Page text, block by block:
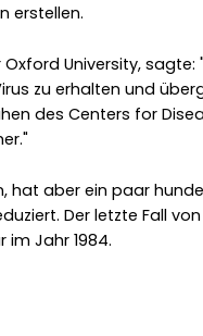
erstellen.
University, sagte:
zu erhalten und
des Centers for
hat aber ein paar
Der letzte Fall
Jahr 1984.